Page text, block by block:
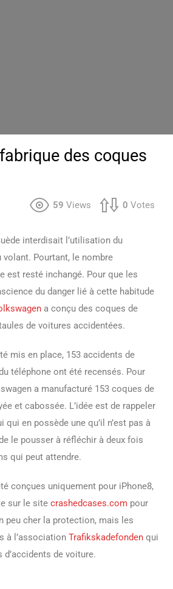
des coques
59 Views 0 Votes
interdisait l’utilisation du
Pourtant, le nombre
est resté inchangé. Pour que les
du danger lié à cette habitude
a conçu des coques de
de voitures accidentées.
mis en place, 153 accidents de
téléphone ont été recensés. Pour
a manufacturé 153 coques de
et cabossée. L’idée est de rappeler
qui en possède une qu’il n’est pas à
de le pousser à réfléchir à deux fois
qui peut attendre.
conçues uniquement pour iPhone8,
sur le site crashedcases.com pour
peu cher la protection, mais les
à l’association Trafikskadefonden qui
de voiture.